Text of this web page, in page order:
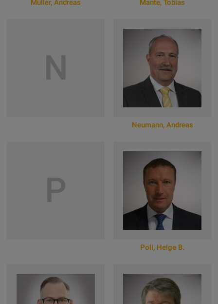
Müller, Andreas
Zum Online-Profil
Mante, Tobias
N
Zum Online-Profil
Neumann, Andreas
P
Zum Online-Profil
Poll, Helge B.